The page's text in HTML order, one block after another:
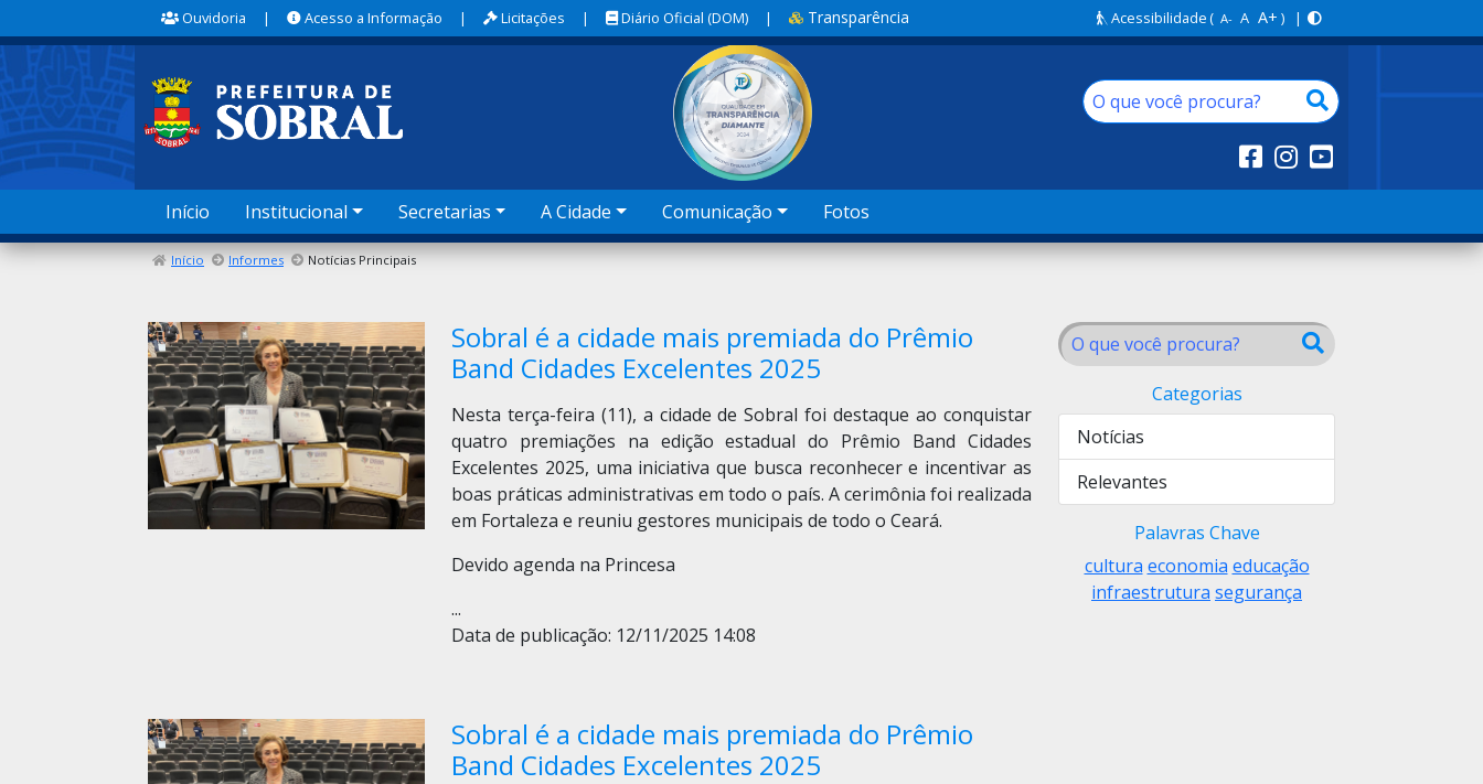
Ouvidoria | Acesso a Informação | Licitações | Diário Oficial (DOM) | Transparência Acessibilidade( A- A A+ ) |
Início Institucional Secretarias A Cidade Comunicação Fotos
Início Informes Notícias Principais
Categorias
Notícias
Relevantes
Palavras Chave
cultura economia educação
infraestrutura segurança
Sobral é a cidade mais premiada do Prêmio
Band Cidades Excelentes 2025
Nesta terça-feira (11), a cidade de Sobral foi destaque ao conquistar
quatro premiações na edição estadual do Prêmio Band Cidades
Excelentes 2025, uma iniciativa que busca reconhecer e incentivar as
boas práticas administrativas em todo o país. A cerimônia foi realizada
em Fortaleza e reuniu gestores municipais de todo o Ceará.
Devido agenda na Princesa
...
Data de publicação: 12/11/2025 14:08
Sobral é a cidade mais premiada do Prêmio
Band Cidades Excelentes 2025